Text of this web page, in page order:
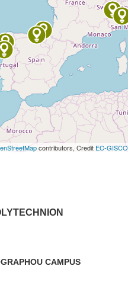
contributors, Credit EC-GISCO
CAMPUS